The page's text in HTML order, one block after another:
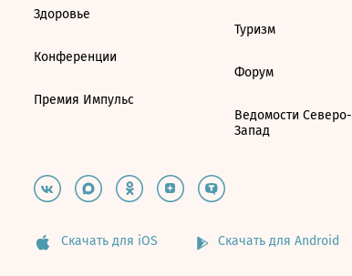
Здоровье
Конференции
Премия Импульс
Туризм
Форум
Ведомости Северо-
Запад
Скачать для iOS Скачать для Android